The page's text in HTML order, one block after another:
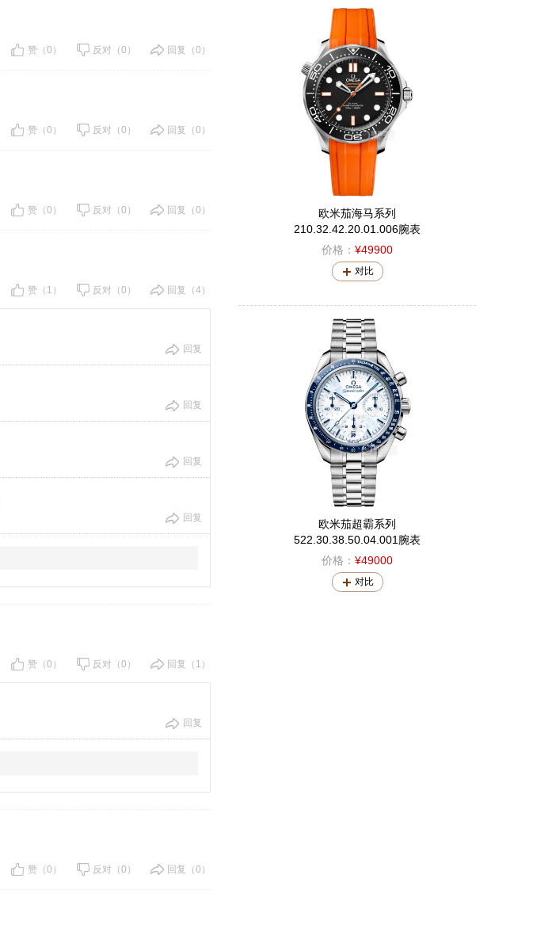
赞（0） 反对（0） 回复（0）
赞（0） 反对（0） 回复（0）
赞（0） 反对（0） 回复（0）
赞（1） 反对（0） 回复（4）
回复
回复
回复
回复
赞（0） 反对（0） 回复（1）
回复
赞（0） 反对（0） 回复（0）
欧米茄海马系列
210.32.42.20.01.006腕表
价格： ¥49900
对比
欧米茄超霸系列
522.30.38.50.04.001腕表
价格： ¥49000
对比